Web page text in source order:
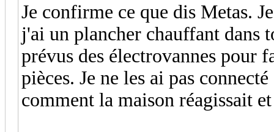
Je confirme ce que dis Metas.
j'ai un plancher chauffant dans
prévus des électrovannes pour
pièces. Je ne les ai pas
comment la maison réagissait